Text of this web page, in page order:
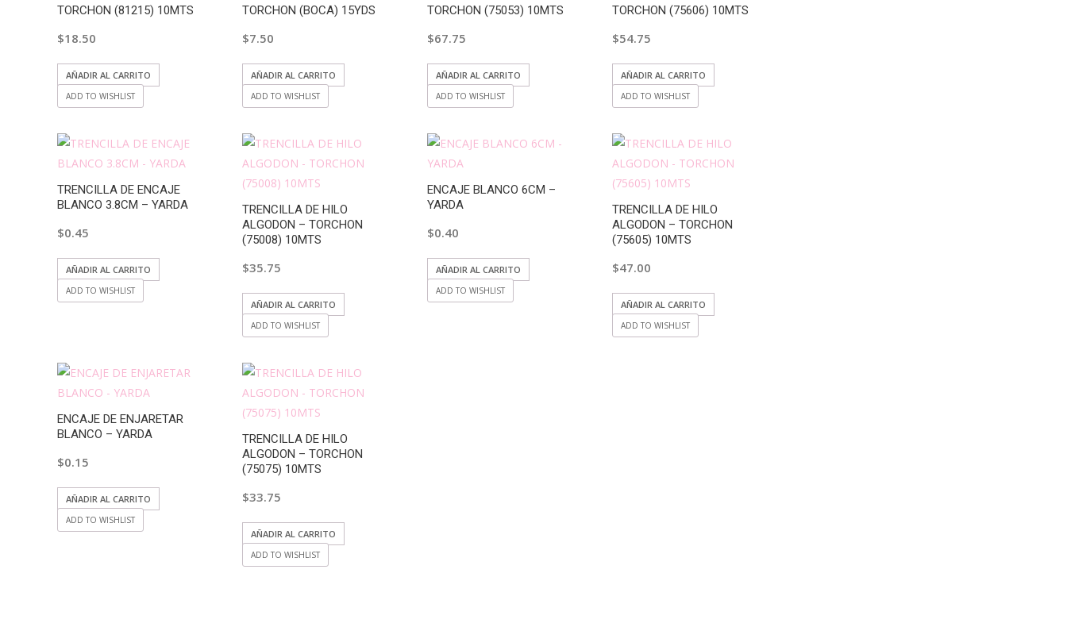
TORCHON (81215) 10MTS
$18.50
AÑADIR AL CARRITO
ADD TO WISHLIST
TORCHON (BOCA) 15YDS
$7.50
AÑADIR AL CARRITO
ADD TO WISHLIST
TORCHON (75053) 10MTS
$67.75
AÑADIR AL CARRITO
ADD TO WISHLIST
TORCHON (75606) 10MTS
$54.75
AÑADIR AL CARRITO
ADD TO WISHLIST
TRENCILLA DE ENCAJE
BLANCO 3.8CM – YARDA
$0.45
AÑADIR AL CARRITO
ADD TO WISHLIST
TRENCILLA DE HILO
ALGODON – TORCHON
(75008) 10MTS
$35.75
AÑADIR AL CARRITO
ADD TO WISHLIST
ENCAJE BLANCO 6CM –
YARDA
$0.40
AÑADIR AL CARRITO
ADD TO WISHLIST
TRENCILLA DE HILO
ALGODON – TORCHON
(75605) 10MTS
$47.00
AÑADIR AL CARRITO
ADD TO WISHLIST
ENCAJE DE ENJARETAR
BLANCO – YARDA
$0.15
AÑADIR AL CARRITO
ADD TO WISHLIST
TRENCILLA DE HILO
ALGODON – TORCHON
(75075) 10MTS
$33.75
AÑADIR AL CARRITO
ADD TO WISHLIST